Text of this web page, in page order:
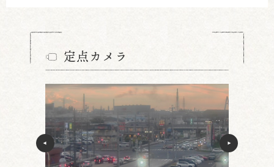
定点カメラ